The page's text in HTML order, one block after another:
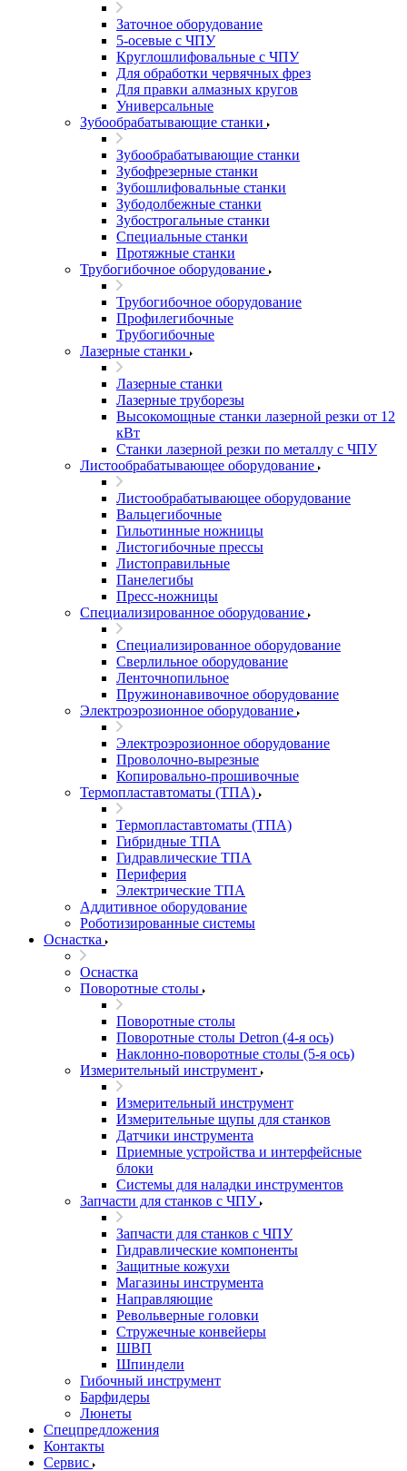
Заточное оборудование
5-осевые с ЧПУ
Круглошлифовальные с ЧПУ
Для обработки червячных фрез
Для правки алмазных кругов
Универсальные
Зубообрабатывающие станки
Зубообрабатывающие станки
Зубофрезерные станки
Зубошлифовальные станки
Зубодолбежные станки
Зубострогальные станки
Специальные станки
Протяжные станки
Трубогибочное оборудование
Трубогибочное оборудование
Профилегибочные
Трубогибочные
Лазерные станки
Лазерные станки
Лазерные труборезы
Высокомощные станки лазерной резки от 12
кВт
Станки лазерной резки по металлу с ЧПУ
Листообрабатывающее оборудование
Листообрабатывающее оборудование
Вальцегибочные
Гильотинные ножницы
Листогибочные прессы
Листоправильные
Панелегибы
Пресс-ножницы
Специализированное оборудование
Специализированное оборудование
Сверлильное оборудование
Ленточнопильное
Пружинонавивочное оборудование
Электроэрозионное оборудование
Электроэрозионное оборудование
Проволочно-вырезные
Копировально-прошивочные
Термопластавтоматы (ТПА)
Термопластавтоматы (ТПА)
Гибридные ТПА
Гидравлические ТПА
Периферия
Электрические ТПА
Аддитивное оборудование
Роботизированные системы
Оснастка
Оснастка
Поворотные столы
Поворотные столы
Поворотные столы Detron (4-я ось)
Наклонно-поворотные столы (5-я ось)
Измерительный инструмент
Измерительный инструмент
Измерительные щупы для станков
Датчики инструмента
Приемные устройства и интерфейсные
блоки
Системы для наладки инструментов
Запчасти для станков с ЧПУ
Запчасти для станков с ЧПУ
Гидравлические компоненты
Защитные кожухи
Магазины инструмента
Направляющие
Револьверные головки
Стружечные конвейеры
ШВП
Шпиндели
Гибочный инструмент
Барфидеры
Люнеты
Спецпредложения
Контакты
Сервис